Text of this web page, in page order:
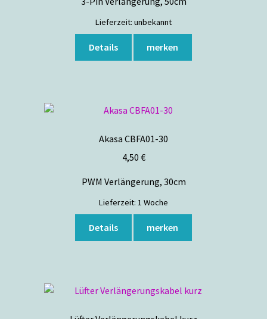
Lieferzeit: unbekannt
Details merken
Akasa CBFA01-30
4,50 €
PWM Verlängerung, 30cm
Lieferzeit: 1 Woche
Details merken